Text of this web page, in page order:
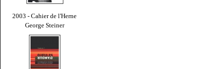
2003 - Cahier de l'Herne
George Steiner